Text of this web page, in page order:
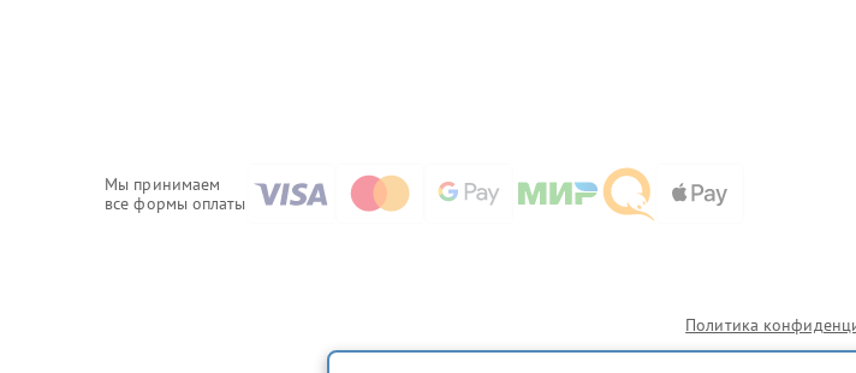
Мы принимаем
все формы оплаты
Политика